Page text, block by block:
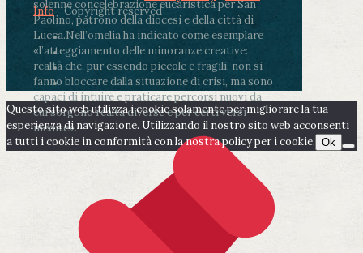
solenne concelebrazione eucaristica per San
Paolino, patrono della diocesi e della città di
Lucca.Nell’omelia ha indicato come esemplare
«l’atteggiamento delle minoranze creative:
realtà che, pur essendo piccole e fragili, non si
fanno bloccare dalla situazione di crisi, ma sono
capaci di intuire e praticare percorsi nuovi da
cui sorgono realtà diverse e per certi versi
inedite».
Info- Copyright reserved
Questo sito web utilizza i cookie solamente per migliorare la tua
esperienza di navigazione. Utilizzando il nostro sito web acconsenti
a tutti i cookie in conformità con la nostra policy per i cookie. Ok